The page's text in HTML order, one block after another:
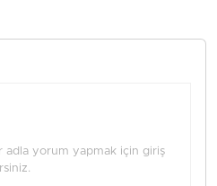
adla yorum yapmak için giriş